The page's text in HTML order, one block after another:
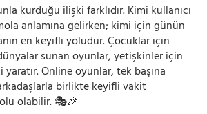
kurduğu ilişki farklıdır. Kimi kullanıcı
anlamına gelirken; kimi için günün
en keyifli yoludur. Çocuklar için
sunan oyunlar, yetişkinler için
yaratır. Online oyunlar, tek başına
birlikte keyifli vakit
olabilir. 🎭🎉